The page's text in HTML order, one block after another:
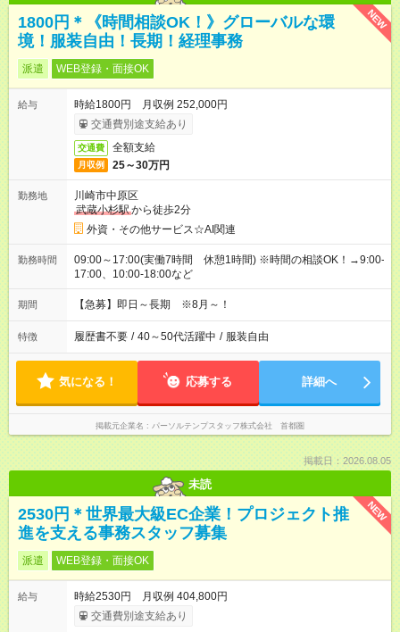
NEW
1800円＊《時間相談OK！》グローバルな環
境！服装自由！長期！経理事務
派遣 WEB登録・面接OK
給与
時給1800円 月収例 252,000円
交通費別途支給あり
交通費 全額支給
月収例 25～30万円
勤務地
川崎市中原区
武蔵小杉駅から徒歩2分
外資・その他サービス☆AI関連
勤務時間
09:00～17:00(実働7時間 休憩1時間) ※時間の相談OK！→9:00-
17:00、10:00-18:00など
期間 【急募】即日～長期 ※8月～！
特徴 履歴書不要 / 40～50代活躍中 / 服装自由
気になる！ 応募する 詳細へ
掲載元企業名 パーソルテンプスタッフ株式会社 首都圏
掲載日：2026.08.05
未読
NEW
2530円＊世界最大級EC企業！プロジェクト推
進を支える事務スタッフ募集
派遣 WEB登録・面接OK
給与
時給2530円 月収例 404,800円
交通費別途支給あり